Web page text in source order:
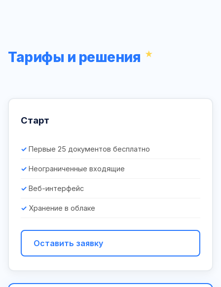
Тарифы и решения
Старт
Первые 25 документов бесплатно
Неограниченные входящие
Веб-интерфейс
Хранение в облаке
Оставить заявку